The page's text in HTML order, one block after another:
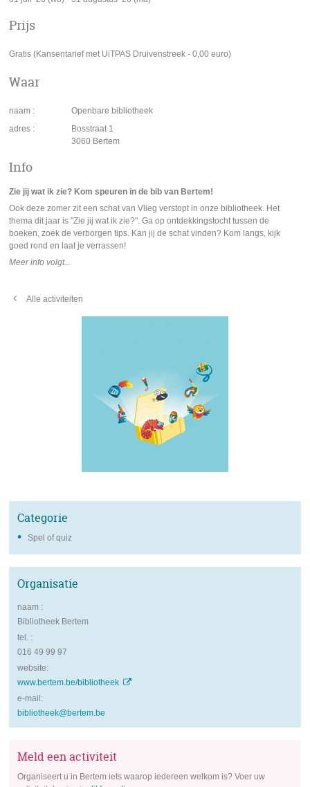
Prijs
Gratis (Kansentarief met UiTPAS Druivenstreek - 0,00 euro)
Waar
naam
Openbare bibliotheek
adres
Bosstraat 1
3060 Bertem
Info
Zie jij wat ik zie? Kom speuren in de bib van Bertem!
Ook deze zomer zit een schat van Vlieg verstopt in onze bibliotheek. Het
thema dit jaar is "Zie jij wat ik zie?". Ga op ontdekkingstocht tussen de
boeken, zoek de verborgen tips. Kan jij de schat vinden? Kom langs, kijk
goed rond en laat je verrassen!
Meer info volgt...
Alle activiteiten
Categorie
Spel of quiz
Organisatie
naam
Bibliotheek Bertem
tel.
016 49 99 97
website
www.bertem.be/bibliotheek
e-mail
bibliotheek@bertem.be
Meld een activiteit
Organiseert u in Bertem iets waarop iedereen welkom is? Voer uw